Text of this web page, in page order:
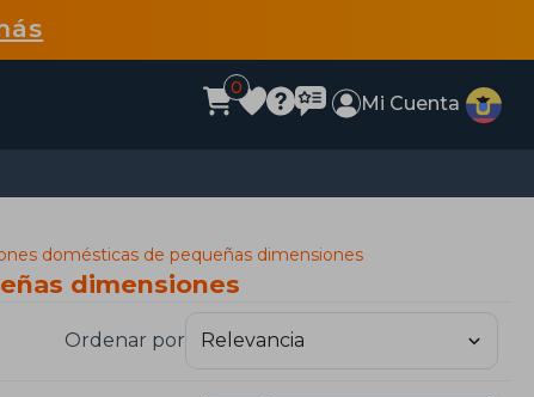
0
Mi Cuenta
domésticas de pequeñas dimensiones
dimensiones
Ordenar por